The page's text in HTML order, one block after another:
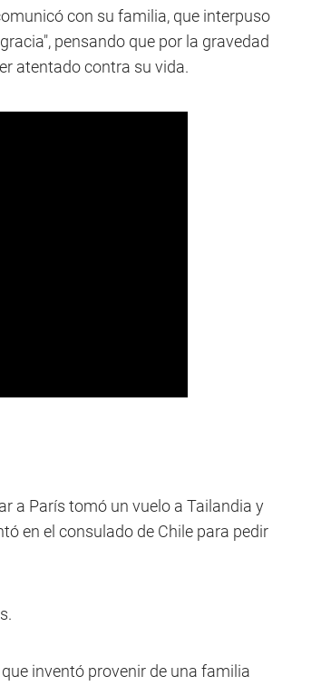
con su familia, que interpuso
pensando que por la gravedad
atentado contra su vida.
a París tomó un vuelo a Tailandia y
en el consulado de Chile para pedir
inventó provenir de una familia